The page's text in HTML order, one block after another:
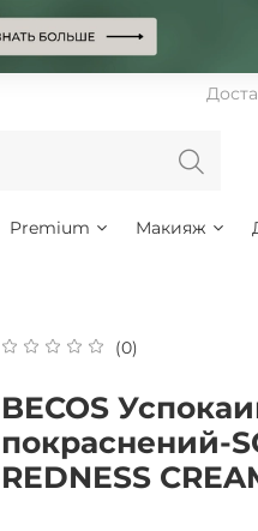
Premium Макияж
(0)
BECOS
покраснений-
REDNESS